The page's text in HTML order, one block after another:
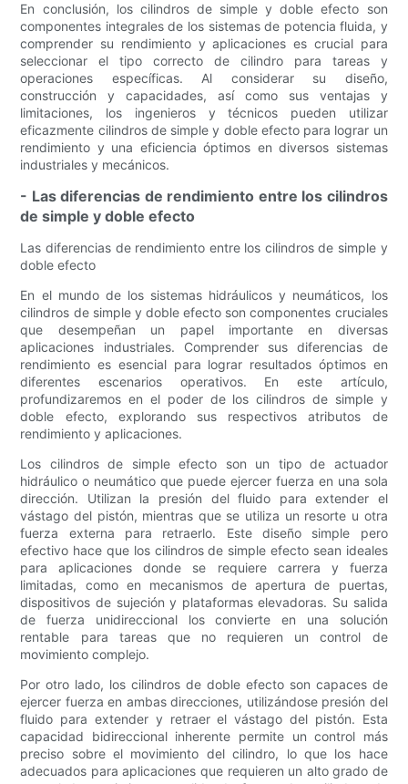
En conclusión, los cilindros de simple y doble efecto son
componentes integrales de los sistemas de potencia fluida, y
comprender su rendimiento y aplicaciones es crucial para
seleccionar el tipo correcto de cilindro para tareas y
operaciones específicas. Al considerar su diseño,
construcción y capacidades, así como sus ventajas y
limitaciones, los ingenieros y técnicos pueden utilizar
eficazmente cilindros de simple y doble efecto para lograr un
rendimiento y una eficiencia óptimos en diversos sistemas
industriales y mecánicos.
- Las diferencias de rendimiento entre los cilindros
de simple y doble efecto
Las diferencias de rendimiento entre los cilindros de simple y
doble efecto
En el mundo de los sistemas hidráulicos y neumáticos, los
cilindros de simple y doble efecto son componentes cruciales
que desempeñan un papel importante en diversas
aplicaciones industriales. Comprender sus diferencias de
rendimiento es esencial para lograr resultados óptimos en
diferentes escenarios operativos. En este artículo,
profundizaremos en el poder de los cilindros de simple y
doble efecto, explorando sus respectivos atributos de
rendimiento y aplicaciones.
Los cilindros de simple efecto son un tipo de actuador
hidráulico o neumático que puede ejercer fuerza en una sola
dirección. Utilizan la presión del fluido para extender el
vástago del pistón, mientras que se utiliza un resorte u otra
fuerza externa para retraerlo. Este diseño simple pero
efectivo hace que los cilindros de simple efecto sean ideales
para aplicaciones donde se requiere carrera y fuerza
limitadas, como en mecanismos de apertura de puertas,
dispositivos de sujeción y plataformas elevadoras. Su salida
de fuerza unidireccional los convierte en una solución
rentable para tareas que no requieren un control de
movimiento complejo.
Por otro lado, los cilindros de doble efecto son capaces de
ejercer fuerza en ambas direcciones, utilizándose presión del
fluido para extender y retraer el vástago del pistón. Esta
capacidad bidireccional inherente permite un control más
preciso sobre el movimiento del cilindro, lo que los hace
adecuados para aplicaciones que requieren un alto grado de